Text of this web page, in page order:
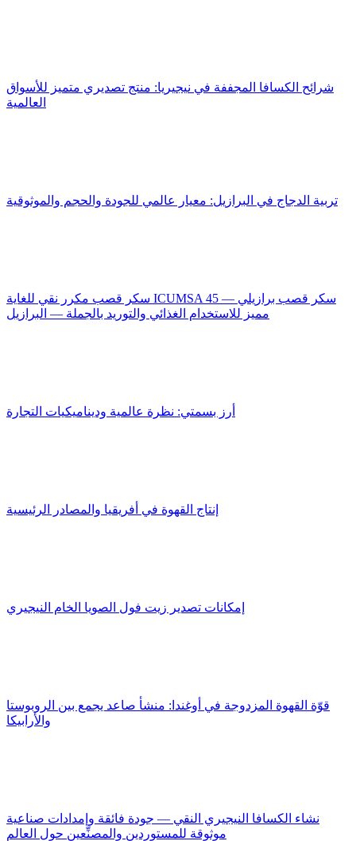
شرائح الكسافا المجففة في نيجيريا: منتج تصديري متميز للأسواق
العالمية
تربية الدجاج في البرازيل: معيار عالمي للجودة والحجم والموثوقية
سكر قصب مكرر نقي للغاية ICUMSA 45 — سكر قصب برازيلي
مميز للاستخدام الغذائي والتوريد بالجملة — البرازيل
أرز بسمتي: نظرة عالمية وديناميكيات التجارة
إنتاج القهوة في أفريقيا والمصادر الرئيسية
إمكانات تصدير زيت فول الصويا الخام النيجيري
قوّة القهوة المزدوجة في أوغندا: منشأ صاعد يجمع بين الروبوستا
والأرابيكا
نشاء الكسافا النيجيري النقي — جودة فائقة وإمدادات صناعية
موثوقة للمستوردين والمصنِّعين حول العالم